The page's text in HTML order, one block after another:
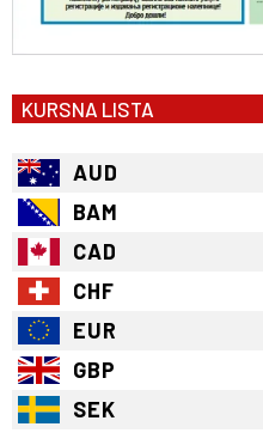
KURSNA LISTA
AUD
BAM
CAD
CHF
EUR
GBP
SEK